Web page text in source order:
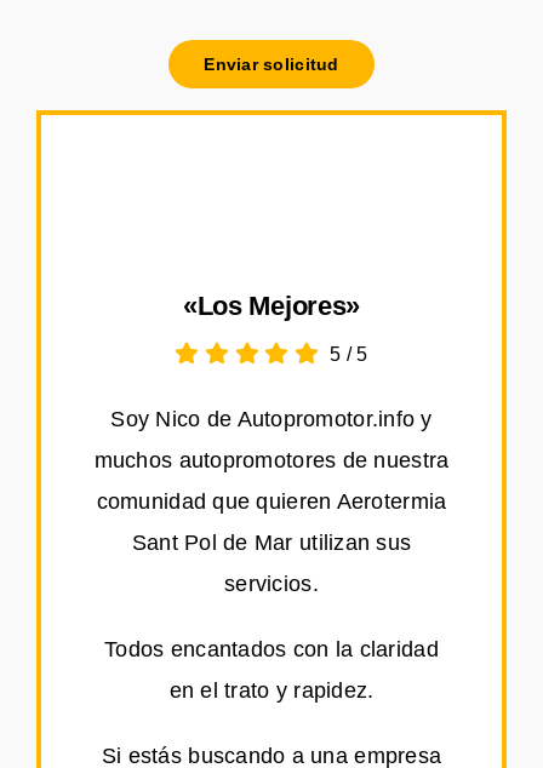
Enviar solicitud
«Los Mejores»
5 /5
Soy Nico de Autopromotor.info y
muchos autopromotores de nuestra
comunidad que quieren Aerotermia
Sant Pol de Mar utilizan sus
servicios.
Todos encantados con la claridad
en el trato y rapidez.
Si estás buscando a una empresa